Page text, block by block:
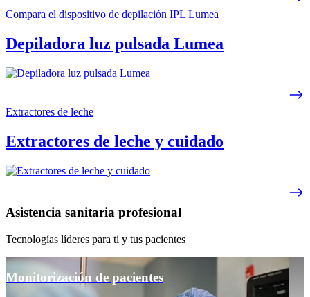
Compara el dispositivo de depilación IPL Lumea
Depiladora luz pulsada Lumea
Extractores de leche
Extractores de leche y cuidado
Asistencia sanitaria profesional
Tecnologías líderes para ti y tus pacientes
Monitorización de pacientes